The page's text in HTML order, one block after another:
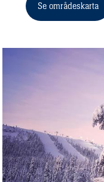
Se områdeskarta